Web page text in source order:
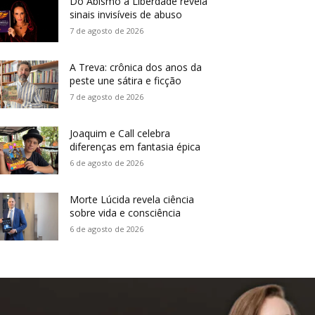
sinais invisíveis de abuso
7 de agosto de 2026
A Treva: crônica dos anos da
peste une sátira e ficção
7 de agosto de 2026
Joaquim e Call celebra
diferenças em fantasia épica
6 de agosto de 2026
Morte Lúcida revela ciência
sobre vida e consciência
6 de agosto de 2026